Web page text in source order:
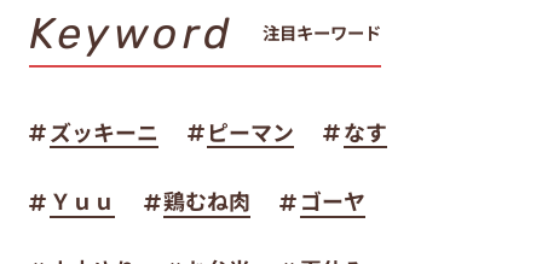
Keyword 注目キーワード
ズッキーニ ピーマン なす
Ｙｕｕ 鶏むね肉 ゴーヤ